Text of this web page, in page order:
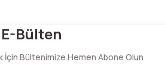
Yorum Yaz
E-Bülten
İçin Bültenimize Hemen Abone Olun